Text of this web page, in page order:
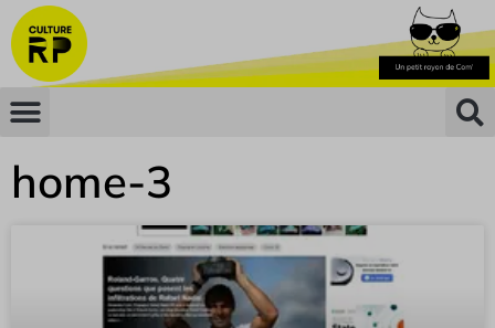
home-3